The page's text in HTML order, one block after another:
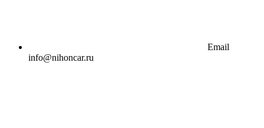
Email
info@nihoncar.ru